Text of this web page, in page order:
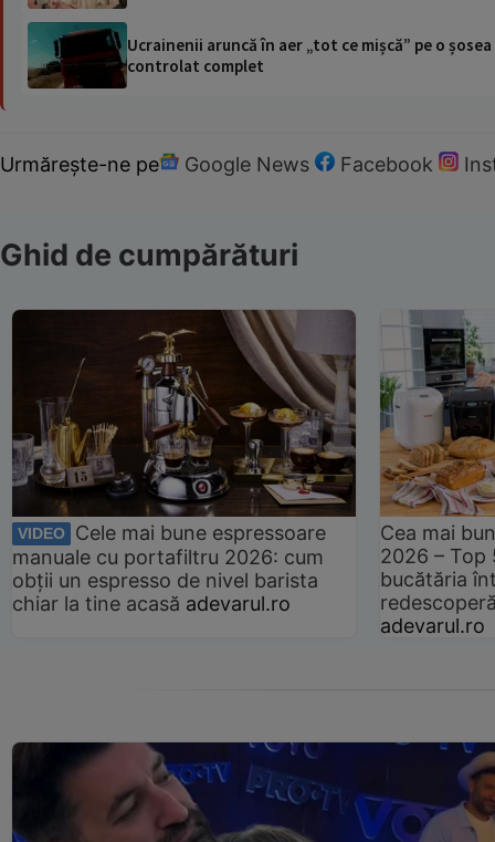
Ucrainenii aruncă în aer „tot ce mișcă” pe o
controlat complet
Urmărește-ne pe Google News Facebook
Ghid de cumpărături
VIDEO
Cele mai bune espressoare
manuale cu portafiltru 2026: cum
obții un espresso de nivel barista
chiar la tine acasă adevarul.ro
Cea mai
2026 –
bucătăria
adevarul.ro